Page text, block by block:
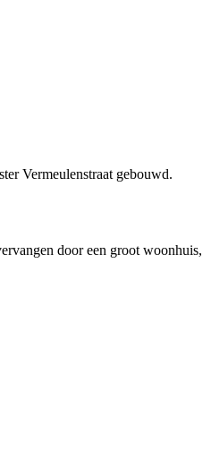
Vermeulenstraat gebouwd.
door een groot woonhuis,